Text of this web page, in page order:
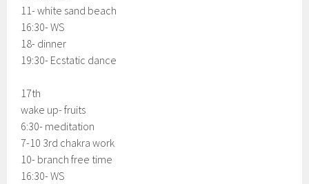
11- white sand beach
16:30- WS
18- dinner
19:30- Ecstatic dance
17th
wake up- fruits
6:30- meditation
7-10 3rd chakra work
10- branch free time
16:30- WS